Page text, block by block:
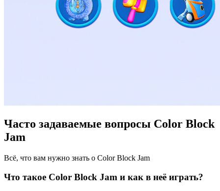
Часто задаваемые вопросы Color Block
Jam
Всё, что вам нужно знать о Color Block Jam
Что такое Color Block Jam и как в неё играть?